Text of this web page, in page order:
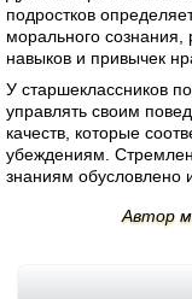
подростков
морального сознания,
навыков и привычек
У старшеклассников
управлять своим
качеств, которые
убеждениям.
знаниям обусловлено
Автор